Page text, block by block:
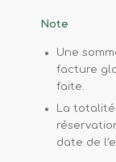
Note
Une
facture
faite.
La
date de